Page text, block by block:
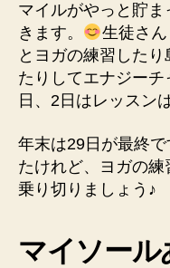
マイルがやっと貯
きます。
生徒さ
とヨガの練習した
たりしてエナジー
日、2日はレッスン
年末は29日が最終
たけれど、ヨガの練
乗り切りましょう♪
マイソー